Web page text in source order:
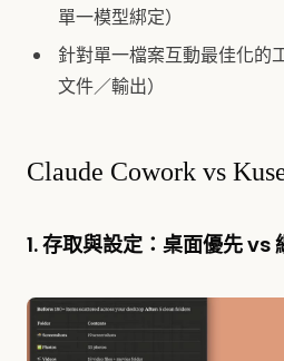
單一模型綁定）
針對單一檔案互動最佳化的
文件／輸出）
Claude Cowork vs
1. 存取與設定：桌面優先 vs